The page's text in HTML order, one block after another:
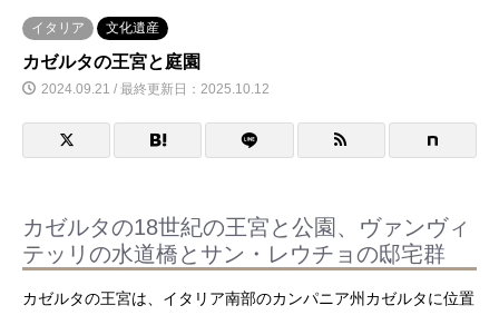
イタリア 文化遺産
カゼルタの王宮と庭園
2024.09.21 / 最終更新日：2025.10.12
カゼルタの18世紀の王宮と公園、ヴァンヴィ
テッリの水道橋とサン・レウチョの邸宅群
カゼルタの王宮は、イタリア南部のカンパニア州カゼルタに位置